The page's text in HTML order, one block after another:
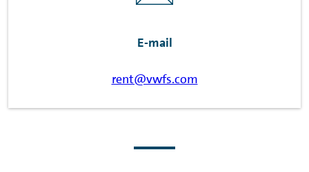
E-mail
rent@vwfs.com